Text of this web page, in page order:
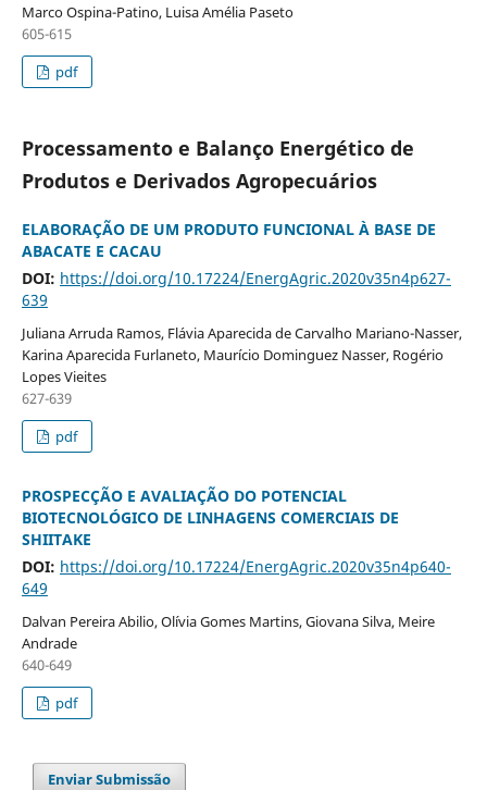
Marco Ospina-Patino, Luisa Amélia Paseto
605-615
pdf
Processamento e Balanço Energético de
Produtos e Derivados Agropecuários
ELABORAÇÃO DE UM PRODUTO FUNCIONAL À BASE DE
ABACATE E CACAU
DOI: https://doi.org/10.17224/EnergAgric.2020v35n4p627-
639
Juliana Arruda Ramos, Flávia Aparecida de Carvalho Mariano-Nasser,
Karina Aparecida Furlaneto, Maurício Dominguez Nasser, Rogério
Lopes Vieites
627-639
pdf
PROSPECÇÃO E AVALIAÇÃO DO POTENCIAL
BIOTECNOLÓGICO DE LINHAGENS COMERCIAIS DE
SHIITAKE
DOI: https://doi.org/10.17224/EnergAgric.2020v35n4p640-
649
Dalvan Pereira Abilio, Olívia Gomes Martins, Giovana Silva, Meire
Andrade
640-649
pdf
Enviar Submissão